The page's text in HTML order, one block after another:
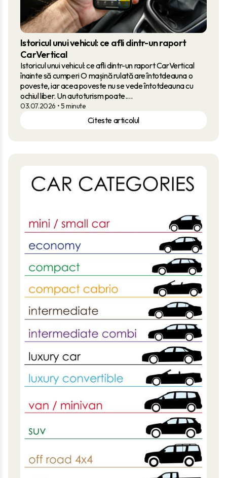
Istoricul unui vehicul: ce afli dintr-un raport
CarVertical
Istoricul unui vehicul: ce afli dintr-un raport CarVertical
înainte să cumperi O mașină rulată are întotdeauna o
poveste, iar acea poveste nu se vede întotdeauna cu
ochiul liber. Un autoturism poate....
03.07.2026 • 5 minute
Citeste articolul